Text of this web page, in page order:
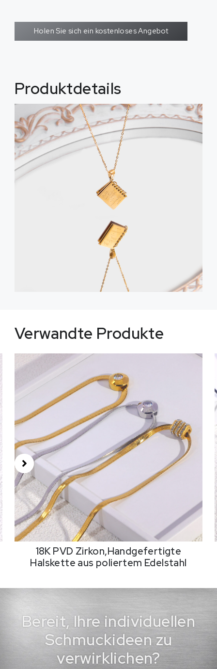
Holen Sie sich ein kostenloses Angebot
Produktdetails
Verwandte Produkte
18K PVD Zirkon,Handgefertigte
Halskette aus poliertem Edelstahl
Bereit, Ihre individuellen
Schmuckideen zu
verwirklichen?